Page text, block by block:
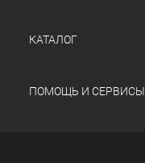
КАТАЛОГ
ПОМОЩЬ И СЕРВИСЫ